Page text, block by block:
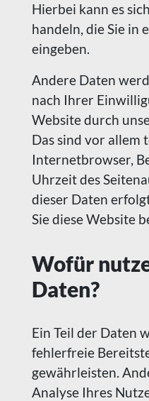
Hierbei kann es
handeln, die Sie
eingeben.
Andere Daten
nach Ihrer
Website durch
Das sind vor allem
Internetbrowser,
Uhrzeit des
dieser Daten
Sie diese Website
Wofür
Daten?
Ein Teil der Daten
fehlerfreie
gewährleisten.
Analyse Ihres